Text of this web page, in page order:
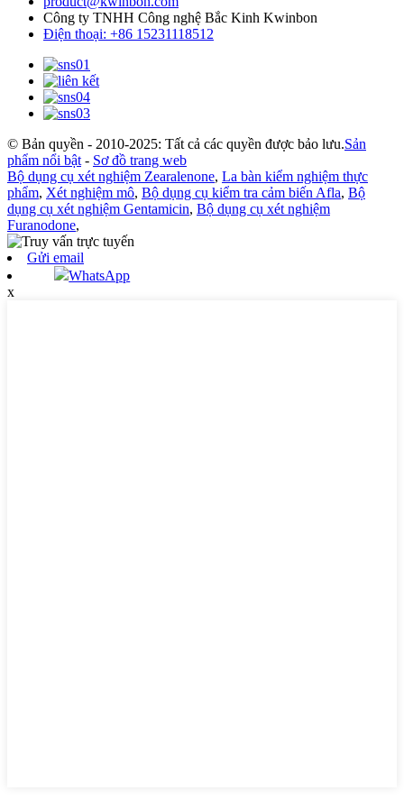
Công ty TNHH Công nghệ Bắc Kinh Kwinbon
Điện thoại: +86 15231118512
© Bản quyền - 2010-2025: Tất cả các quyền được bảo lưu.Sản
phẩm nổi bật - Sơ đồ trang web
Bộ dụng cụ xét nghiệm Zearalenone, La bàn kiểm nghiệm thực
phẩm, Xét nghiệm mô, Bộ dụng cụ kiểm tra cảm biến Afla, Bộ
dụng cụ xét nghiệm Gentamicin, Bộ dụng cụ xét nghiệm
Furanodone,
Gửi email
WhatsApp
x